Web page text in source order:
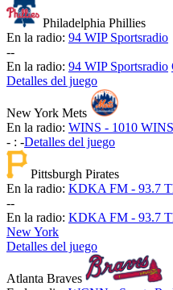
Philadelphia Phillies
En la radio: 94 WIP Sportsradio
--
En la radio: 94 WIP Sportsradio
Detalles del juego
New York Mets
En la radio: WINS - 1010
- : -Detalles del juego
Pittsburgh Pirates
En la radio: KDKA FM - 93.7
--
En la radio: KDKA FM - 93.7
New York
Detalles del juego
Atlanta Braves